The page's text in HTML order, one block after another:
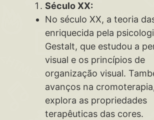
Século XX:
No século XX, a teoria
enriquecida pela
Gestalt, que estudou a
visual e os princípios de
organização visual.
avanços na
explora as propriedades
terapêuticas das cores.